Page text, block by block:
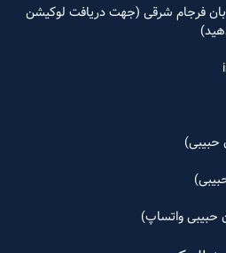
فرجام شرقی (جهت دریافت لوکیشن